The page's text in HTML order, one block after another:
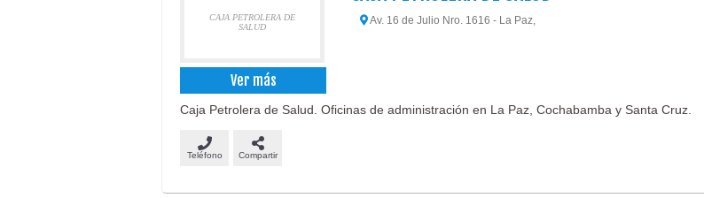
CAJA PETROLERA DE
SALUD
Ver más
Av. 16 de Julio Nro. 1616 - La Paz,
Caja Petrolera de Salud. Oficinas de administración en La Paz, Cochabamba y Santa Cruz.
Teléfono Compartir